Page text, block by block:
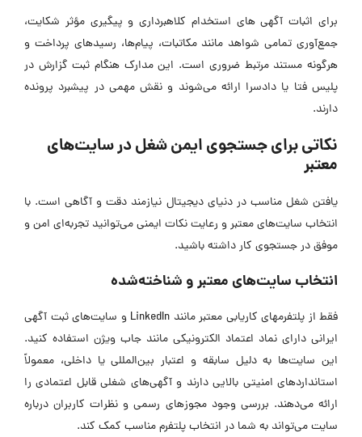
برای اثبات آگهی ‌های استخدام کلاهبرداری و پیگیری مؤثر شکایت،
جمع‌آوری تمامی شواهد مانند مکاتبات، پیام‌ها، رسید‌های پرداخت و
هرگونه مستند مرتبط ضروری است. این مدارک هنگام ثبت گزارش در
پلیس فتا یا دادسرا ارائه می‌شوند و نقش مهمی در پیشبرد پرونده
دارند.
نکاتی برای جستجوی ایمن شغل در سایت‌های
معتبر
یافتن شغل مناسب در دنیای دیجیتال نیازمند دقت و آگاهی است. با
انتخاب سایت‌های معتبر و رعایت نکات ایمنی می‌توانید تجربه‌ای امن و
موفق در جستجوی کار داشته باشید.
انتخاب سایت‌های معتبر و شناخته‌شده
فقط از پلتفرمهای کاریابی معتبر مانند LinkedIn و سایت‌های ثبت آگهی
ایرانی دارای نماد اعتماد الکترونیکی مانند جاب ویژن استفاده کنید.
این سایت‌ها به دلیل سابقه و اعتبار بین‌المللی یا داخلی، معمولاً
استاندارد‌های امنیتی بالایی دارند و آگهی‌های شغلی قابل اعتمادی را
ارائه می‌دهند. بررسی وجود مجوز‌های رسمی و نظرات کاربران درباره
سایت می‌تواند به شما در انتخاب پلتفرم مناسب کمک کند.